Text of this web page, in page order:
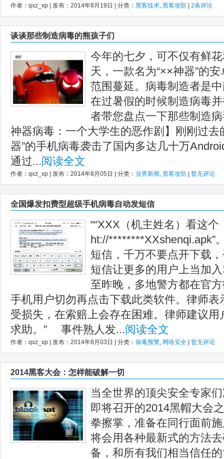
作者：qxz_xp | 发布：2014年8月19日 | 分类： 黑客技术, 黑客攻防 2条评论
谈谈那些制造病毒的熊孩子们
今年的七夕，可不仅有鲜
天，一款名为“××神器”的
范围蔓延。病毒制造者是
在过暑假的时候制造病毒
者带您盘点一下那些制造
神器病毒：一个大学生的恶作剧】刚刚过去
器”的手机病毒袭击了国内多达几十万
通过...阅读全文
作者：qxz_xp | 发布：2014年8月05日 | 分类： 业界新闻, 黑客攻防 暂无评论
全国爆发扣费型超级手机病毒自动发短信
““XXX（机主姓名）看这个
ht://********XXshenqi.apk”
短信，千万不要点开下载
短信让更多的用户上当加
至昨晚，多地警方都在官
手机用户切勿再点击下载此类软件。律师
受损失，在索赔上会存在困难。律师建议
求助。” 事件熟人发...阅读全文
作者：qxz_xp | 发布：2014年8月03日 | 分类： 病毒预警, 网络安全 暂无评论
2014黑客大会：怎样能破解一切
当全世界的顶尖安全专家
即将召开的2014黑帽大会
拳擦掌，准备在同行面前
将会用各种最新式的方法
备，和所有我们相当信任